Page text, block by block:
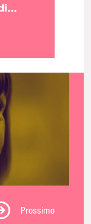
Prossimo